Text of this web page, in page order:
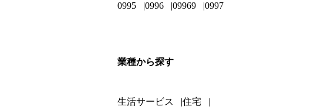
0995
0996 09969 0997
業種から探す
生活サービス 住宅